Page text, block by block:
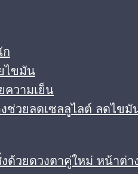
ก
ไขมัน
ความเย็น
งช่วยลดเซลลูไลต์ ลดไข
วยดวงตาคู่ใหม่ หน้าต่า